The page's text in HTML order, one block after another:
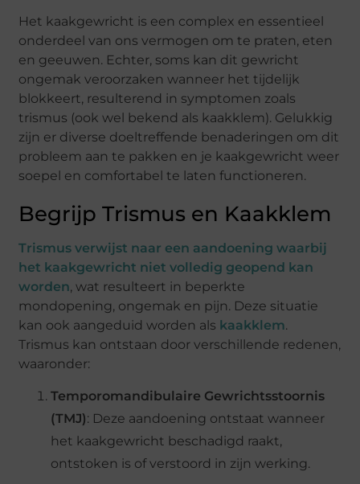
Het kaakgewricht is een complex en essentieel
onderdeel van ons vermogen om te praten, eten
en geeuwen. Echter, soms kan dit gewricht
ongemak veroorzaken wanneer het tijdelijk
blokkeert, resulterend in symptomen zoals
trismus (ook wel bekend als kaakklem). Gelukkig
zijn er diverse doeltreffende benaderingen om dit
probleem aan te pakken en je kaakgewricht weer
soepel en comfortabel te laten functioneren.
Begrijp Trismus en Kaakklem
Trismus verwijst naar een aandoening waarbij
het kaakgewricht niet volledig geopend kan
worden, wat resulteert in beperkte
mondopening, ongemak en pijn. Deze situatie
kan ook aangeduid worden als kaakklem.
Trismus kan ontstaan door verschillende redenen,
waaronder:
Temporomandibulaire Gewrichtsstoornis
(TMJ): Deze aandoening ontstaat wanneer
het kaakgewricht beschadigd raakt,
ontstoken is of verstoord in zijn werking.